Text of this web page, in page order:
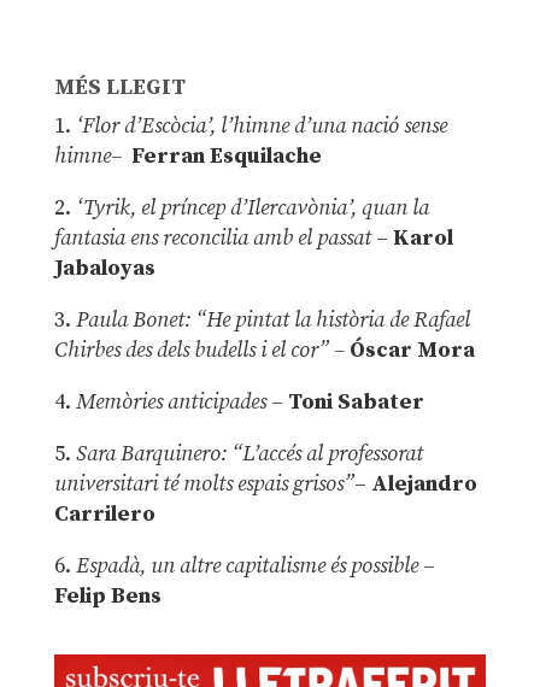
MÉS LLEGIT
1. ‘Flor d’Escòcia’, l’himne d’una nació sense
himne– Ferran Esquilache
2. ‘Tyrik, el príncep d’Ilercavònia’, quan la
fantasia ens reconcilia amb el passat– Karol
Jabaloyas
3. Paula Bonet: “He pintat la història de Rafael
Chirbes des dels budells i el cor” –Óscar Mora
4. Memòries anticipades– Toni Sabater
5. Sara Barquinero: “L’accés al professorat
universitari té molts espais grisos”– Alejandro
Carrilero
6. Espadà, un altre capitalisme és possible –
Felip Bens